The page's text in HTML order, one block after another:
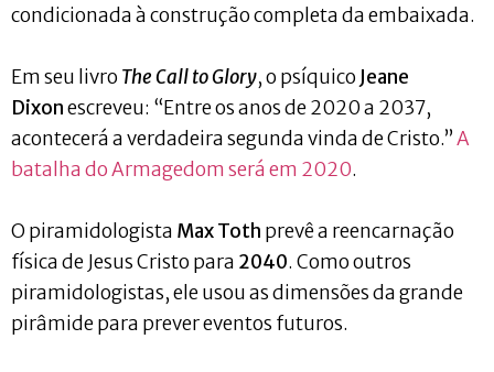
condicionada à construção completa da embaixada.
Em seu livro The Call to Glory, o psíquico Jeane
Dixonescreveu: “Entre os anos de 2020 a 2037,
acontecerá a verdadeira segunda vinda de Cristo.”A
batalha do Armagedom será em 2020.
O piramidologista Max Toth prevê a reencarnação
física de Jesus Cristo para 2040. Como outros
piramidologistas, ele usou as dimensões da grande
pirâmide para prever eventos futuros.